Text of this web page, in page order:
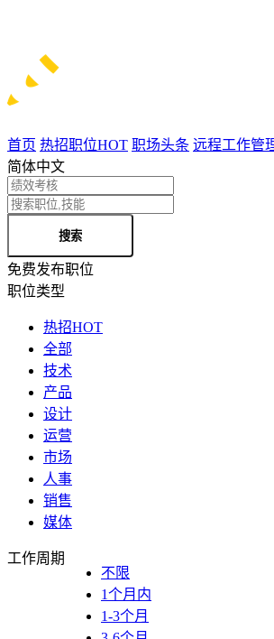
首页 热招职位HOT 职场头条 远程工作管
简体中文
搜索
免费发布职位
职位类型
热招HOT
全部
技术
产品
设计
运营
市场
人事
销售
媒体
工作周期
不限
1个月内
1-3个月